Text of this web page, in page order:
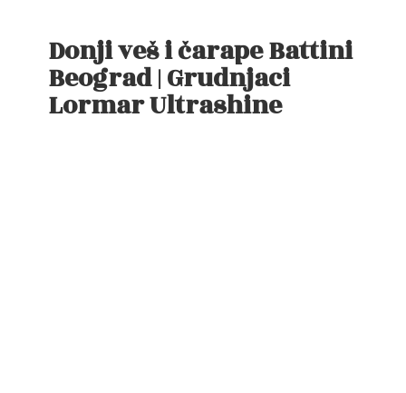
Donji veš i čarape Battini
Beograd | Grudnjaci
Lormar Ultrashine